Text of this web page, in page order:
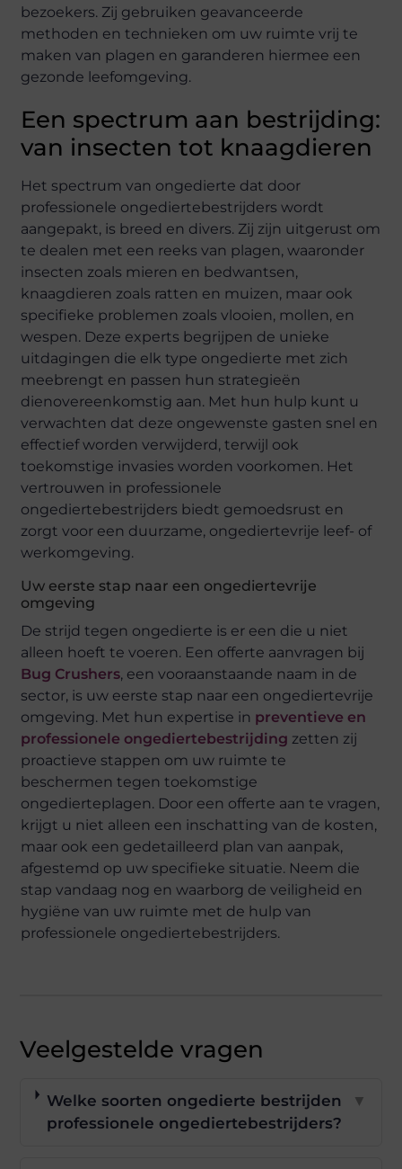
bezoekers. Zij gebruiken geavanceerde
methoden en technieken om uw ruimte vrij te
maken van plagen en garanderen hiermee een
gezonde leefomgeving.
Een spectrum aan bestrijding:
van insecten tot knaagdieren
Het spectrum van ongedierte dat door
professionele ongediertebestrijders wordt
aangepakt, is breed en divers. Zij zijn uitgerust om
te dealen met een reeks van plagen, waaronder
insecten zoals mieren en bedwantsen,
knaagdieren zoals ratten en muizen, maar ook
specifieke problemen zoals vlooien, mollen, en
wespen. Deze experts begrijpen de unieke
uitdagingen die elk type ongedierte met zich
meebrengt en passen hun strategieën
dienovereenkomstig aan. Met hun hulp kunt u
verwachten dat deze ongewenste gasten snel en
effectief worden verwijderd, terwijl ook
toekomstige invasies worden voorkomen. Het
vertrouwen in professionele
ongediertebestrijders biedt gemoedsrust en
zorgt voor een duurzame, ongediertevrije leef- of
werkomgeving.
Uw eerste stap naar een ongediertevrije
omgeving
De strijd tegen ongedierte is er een die u niet
alleen hoeft te voeren. Een offerte aanvragen bij
Bug Crushers, een vooraanstaande naam in de
sector, is uw eerste stap naar een ongediertevrije
omgeving. Met hun expertise in preventieve en
professionele ongediertebestrijding zetten zij
proactieve stappen om uw ruimte te
beschermen tegen toekomstige
ongedierteplagen. Door een offerte aan te vragen,
krijgt u niet alleen een inschatting van de kosten,
maar ook een gedetailleerd plan van aanpak,
afgestemd op uw specifieke situatie. Neem die
stap vandaag nog en waarborg de veiligheid en
hygiëne van uw ruimte met de hulp van
professionele ongediertebestrijders.
Veelgestelde vragen
Welke soorten ongedierte bestrijden
professionele ongediertebestrijders?
▼